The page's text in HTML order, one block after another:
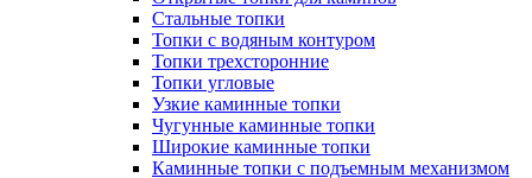
Стальные топки
Топки с водяным контуром
Топки трехсторонние
Топки угловые
Узкие каминные топки
Чугунные каминные топки
Широкие каминные топки
Каминные топки с подъемным механизмом